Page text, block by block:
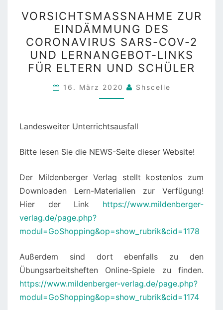
UR E
INDÄMMUNG D
ES C
ORONAVIRUS S
ARS-C
OV-2
U
ERNANGEBOT-L
ÜR E
ND S
CHÜLER
VORSICHTSMASSNAHME ZUR E
INDÄMMUNG DES C
ORONAVIRUS SARS-COV-2 U
ND LERNANGEBOT-LINKS F
ÜR ELTERN UND SCHÜLER
16. März 2020 Shscelle
Landesweiter Unterrichtsausfall
Bitte lesen Sie die NEWS-Seite dieser Website!
Der Mildenberger Verlag stellt kostenlos zum
Downloaden Lern-Materialien zur Verfügung!
Hier der Link https://www.mildenberger-
verlag.de/page.php?
modul=GoShopping&op=show_rubrik&cid=1178
Außerdem sind dort ebenfalls zu den
Übungsarbeitsheften Online-Spiele zu finden.
https://www.mildenberger-verlag.de/page.php?
modul=GoShopping&op=show_rubrik&cid=1174